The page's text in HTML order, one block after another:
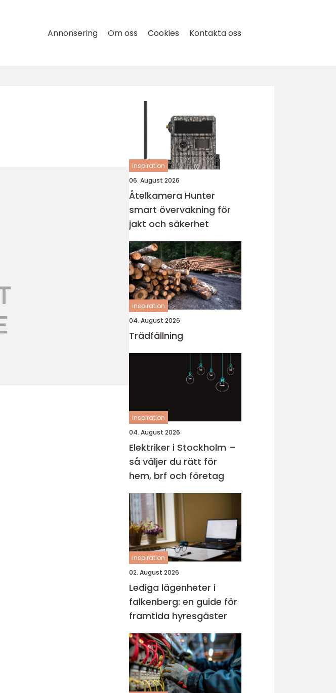
Annonsering Om oss Cookies Kontakta oss
inspiration
06. August 2026
Åtelkamera Hunter
smart övervakning för
jakt och säkerhet
inspiration
04. August 2026
Trädfällning
inspiration
04. August 2026
Elektriker i Stockholm –
så väljer du rätt för
hem, brf och företag
inspiration
02. August 2026
Lediga lägenheter i
falkenberg: en guide för
framtida hyresgäster